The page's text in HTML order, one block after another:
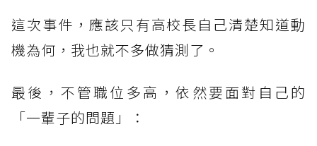
這次事件，應該只有高校長自己清楚知道動
機為何，我也就不多做猜測了。
最後，不管職位多高，依然要面對自己的
「一輩子的問題」：